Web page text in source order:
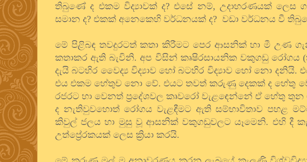
තිබුණේ ද එකම විද්‍යාවක් ද? එසේ නම්, උදාහරණයක් ලෙස
සමාන ද? එකක් අනෙකෙහි වර්ධනයක් ද? වඩා වර්ධනය වී
මේ පිළිබඳ තවදුරටත් කතා කිරීමට පෙර ආසනික් හා මී උණ
කතාකර ඇති බැවිනි. අප විසින් කෘෂිරසායනික වකුගඩු
දැයි බටහිර වෛද්‍ය විද්‍යාව හෝ බටහිර විද්‍යාව හෝ නො
එය එකම හේතුච නො වේ. එයට තවත් කරුණු දෙකක් ද හේතු
රජරට හා වෙනත් ප්‍රදේශවල කෘවරෝ වැළඳෙන්නේ ඒ හේතු
ද නැතිවුවහොත් රෝගය වැළඳීමට ඇති සම්භාවිතාව පහළ
කිවුල් ජලය හා මුසු වූ ආසනික් වකුගඩුවලට යෑමෙනි. එහි දී
උත්ප්‍රේරකයක් ලෙස ක්‍රියා කරයි.